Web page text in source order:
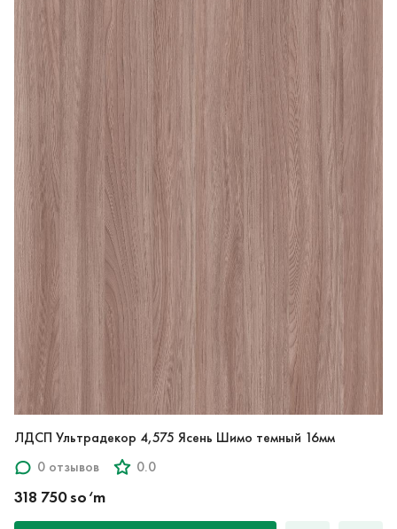
ЛДСП Ультрадекор 4,575 Ясень Шимо темный 16мм
0 отзывов
0.0
318 750 so‘m